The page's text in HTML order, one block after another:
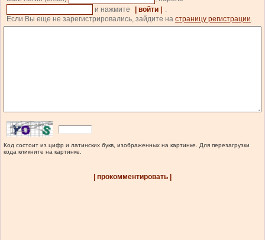
и нажмите
| войти |
.
Если Вы еще не зарегистрировались, зайдите на страницу регистрации.
Код состоит из цифр и латинских букв, изображенных на картинке. Для перезагрузки
кода кликните на картинке.
| прокомментировать |